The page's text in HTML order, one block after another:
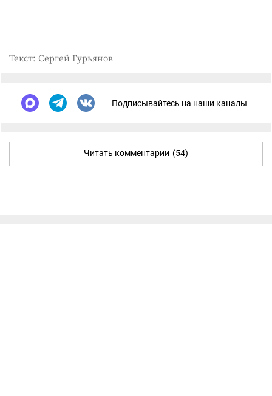
Текст: Сергей Гурьянов
Подписывайтесь на наши каналы
Читать комментарии (54)